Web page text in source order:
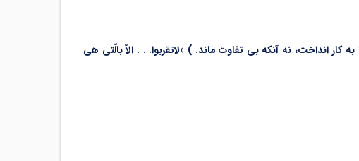
انداخت، نه آنکه بی تفاوت ماند. ) «لاتقربوا. . . الاّ بالّتی هی